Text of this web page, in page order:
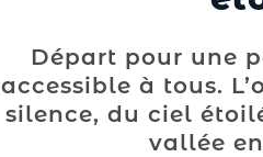
Départ pour une
accessible à tous.
silence, du ciel
vallée